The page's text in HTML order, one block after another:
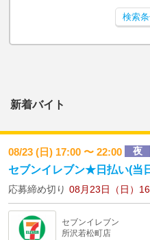
検索
新着バイト
08/23 (日) 17:00 〜 22:00 夜
セブンイレブン★日払い(当
応募締め切り 08月23日（日）
セブンイレブン
所沢若松町店